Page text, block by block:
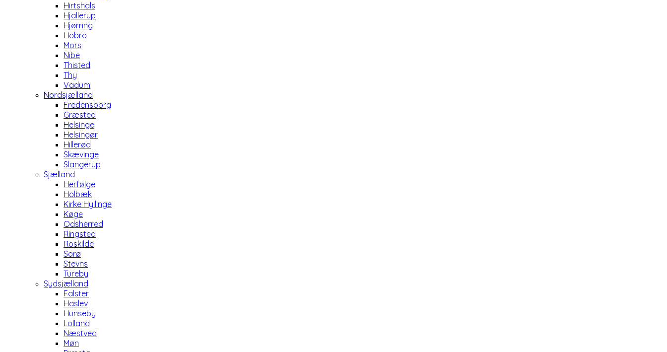
Hirtshals
Hjallerup
Hjørring
Hobro
Mors
Nibe
Thisted
Thy
Vadum
Nordsjælland
Fredensborg
Græsted
Helsinge
Helsingør
Hillerød
Skævinge
Slangerup
Sjælland
Herfølge
Holbæk
Kirke Hyllinge
Køge
Odsherred
Ringsted
Roskilde
Sorø
Stevns
Tureby
Sydsjælland
Falster
Haslev
Hunseby
Lolland
Næstved
Møn